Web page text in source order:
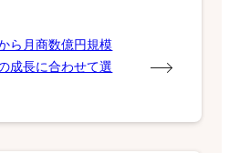
ら月商数億円規模
成長に合わせて選